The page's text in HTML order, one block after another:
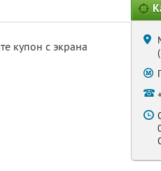
купон с экрана